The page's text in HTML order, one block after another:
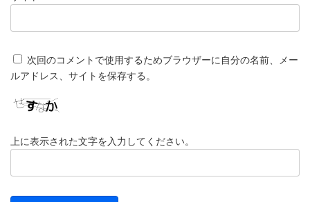
次回のコメントで使用するためブラウザーに自分の名前、メー
ルアドレス、サイトを保存する。
上に表示された文字を入力してください。